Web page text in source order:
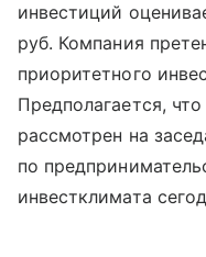
инвестиций
руб. Компания
приоритетного
Предполагается,
рассмотрен на
по
инвестклимата